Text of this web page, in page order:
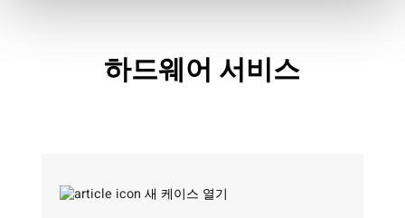
하드웨어 서비스
새 케이스 열기